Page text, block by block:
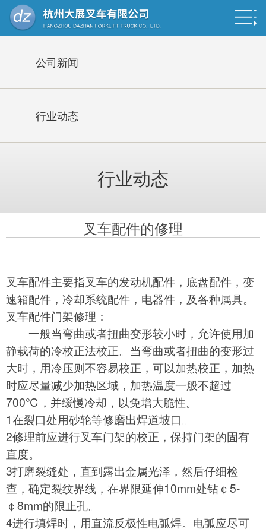
公司新闻
行业动态
行业动态
叉车配件的修理
叉车配件主要指叉车的发动机配件，底盘配件，变
速箱配件，冷却系统配件，电器件，及各种属具。
叉车配件门架修理：
一般当弯曲或者扭曲变形较小时，允许使用加
静载荷的冷校正法校正。当弯曲或者扭曲的变形过
大时，用冷压则不容易校正，可以加热校正，加热
时应尽量减少加热区域，加热温度一般不超过
700℃，并缓慢冷却，以免增大脆性。
1在裂口处用砂轮等修磨出焊道坡口。
2修理前应进行叉车门架的校正，保持门架的固有
直度。
3打磨裂缝处，直到露出金属光泽，然后仔细检
查，确定裂纹界线，在界限延伸10mm处钻￠5-
￠8mm的限止孔。
4进行填焊时，用直流反极性电弧焊。电弧应尽可